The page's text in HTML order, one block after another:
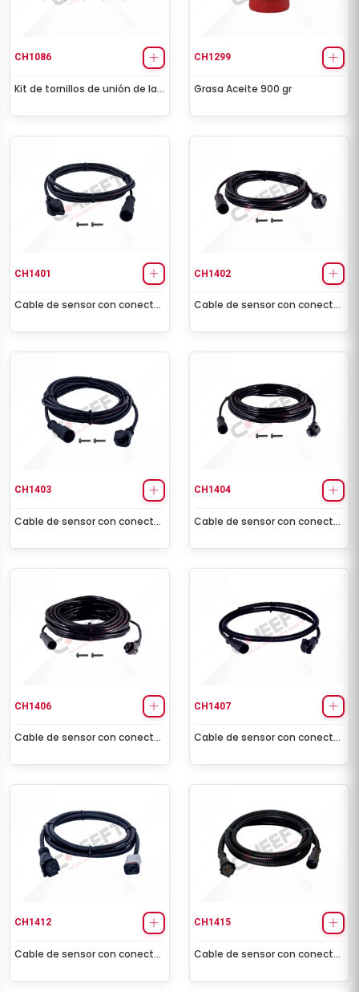
CH1086
Kit de tornillos de unión de la
CH1299
Grasa Aceite 900 gr
CH1401
Cable de sensor con conector
CH1402
Cable de sensor con conector
CH1403
Cable de sensor con conector
CH1404
Cable de sensor con conector
CH1406
Cable de sensor con conector
CH1407
Cable de sensor con conector
CH1412
Cable de sensor con conector
CH1415
Cable de sensor con conector